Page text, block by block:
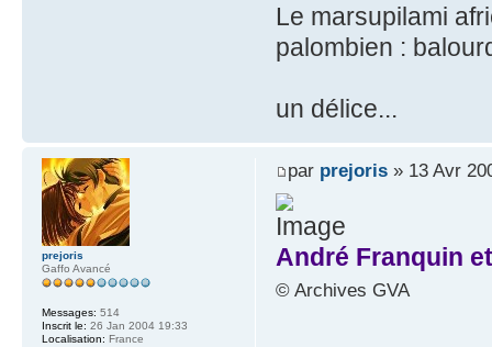
Le marsupilami
palombien :
un délice...
par prejoris» 13 Avr
André Franquin
© Archives GVA
prejoris
Gaffo Avancé
Messages: 514
Inscrit le: 26 Jan 2004 19:33
Localisation: France